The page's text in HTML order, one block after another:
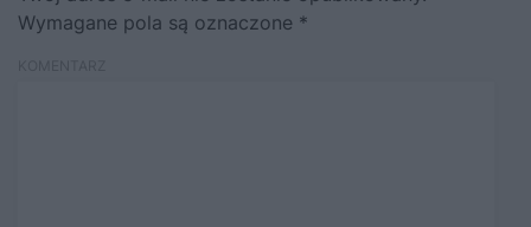
Wymagane pola są oznaczone *